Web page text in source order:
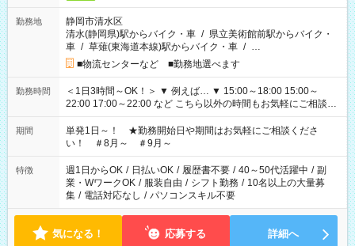
勤務地
静岡市清水区
清水(静岡県)駅からバイク・車 / 県立美術館前駅からバイク・
車 / 草薙(東海道本線)駅からバイク・車 / …
■物流センターなど ■勤務地選べます
勤務時間
＜1日3時間～OK！＞ ▼ 例えば… ▼ 15:00～18:00 15:00～
22:00 17:00～22:00 など こちら以外の時間もお気軽にご相談く
ださい！
期間
単発1日～！ ★勤務開始日や期間はお気軽にご相談くださ
い！ ＃8月～ ＃9月～
特徴 週1日からOK / 日払いOK / 履歴書不要 / 40～50代活躍中 / 副
業・WワークOK / 服装自由 / シフト勤務 / 10名以上の大量募
集 / 電話対応なし / パソコンスキル不要
気になる！ 応募する 詳細へ